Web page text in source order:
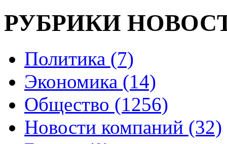
РУБРИКИ
Политика (7)
Экономика (14)
Общество (1256)
Новости компаний (32)